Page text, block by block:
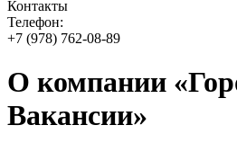
Контакты
Телефон:
+7 (978) 762-08-89
О компании
Вакансии»